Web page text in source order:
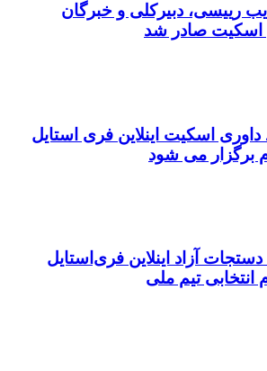
رییسی، دبیرکلی و خبرگان
اسکیت صادر شد
داوری اسکیت اینلاین فری استایل
برگزار می شود
آزاد اینلاین فری‌استایل
انتخابی تیم ملی